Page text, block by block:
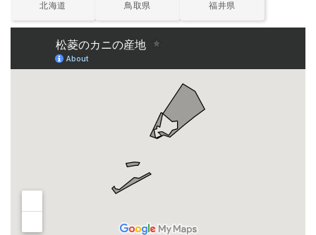
北海道 鳥取県 福井県